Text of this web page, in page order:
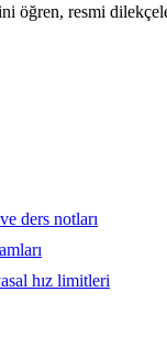
öğren, resmi
ders notları
hız limitleri